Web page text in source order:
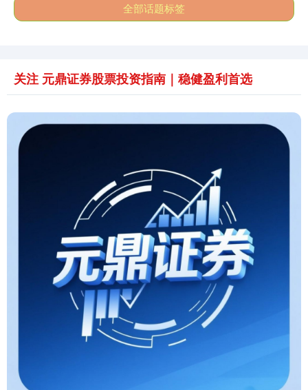
创业板指 3511.47 -23.68 -0.67%
全部话题标签
关注 元鼎证券股票投资指南｜稳健盈利首选